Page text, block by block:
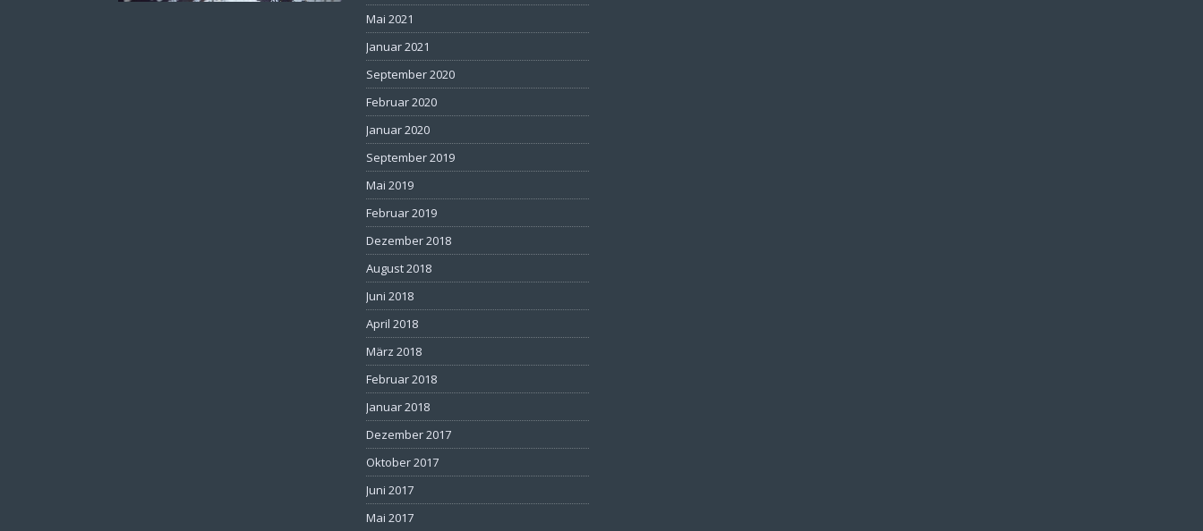
Mai 2021
Januar 2021
September 2020
Februar 2020
Januar 2020
September 2019
Mai 2019
Februar 2019
Dezember 2018
August 2018
Juni 2018
April 2018
März 2018
Februar 2018
Januar 2018
Dezember 2017
Oktober 2017
Juni 2017
Mai 2017